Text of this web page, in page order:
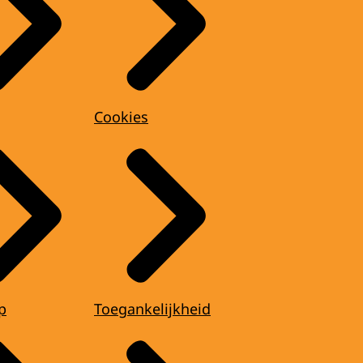
Cookies
Toegankelijkheid